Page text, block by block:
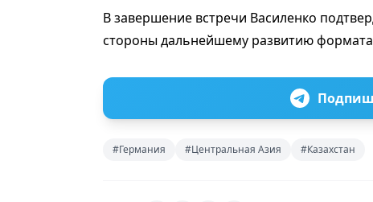
В завершение встречи Василенко
стороны дальнейшему развитию
#Германия #Центральная Азия #Казахстан